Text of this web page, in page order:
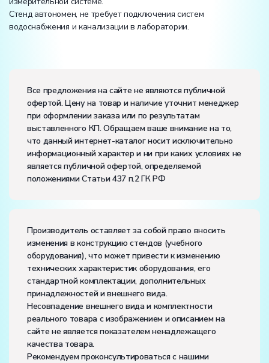
Стенд автономен, не требует подключения систем
водоснабжения и канализации в лаборатории.
Размеры (Д x Ш x В):
Потребляемая мощность, В·А:3500
Электропитание:
напряжение, В:220
частота, Гц:50
Класс защиты от поражения электрическим током:
Диапазон рабочих температур, ˚С:+10…+35
Влажность, %:до 80
Все предложения на сайте не являются публичной
офертой. Цену на товар и наличие уточнит менеджер
при оформлении заказа или по результатам
выставленного КП. Обращаем ваше внимание на то,
что данный интернет-каталог носит исключительно
информационный характер и ни при каких условиях не
является публичной офертой, определяемой
положениями Статьи 437 п.2 ГК РФ
Производитель оставляет за собой право вносить
изменения в конструкцию стендов (учебного
оборудования), что может привести к изменению
технических характеристик оборудования, его
стандартной комплектации, дополнительных
принадлежностей и внешнего вида.
Несовпадение внешнего вида и комплектности
реального товара с изображением и описанием на
сайте не является показателем ненадлежащего
качества товара.
Рекомендуем проконсультироваться с нашими